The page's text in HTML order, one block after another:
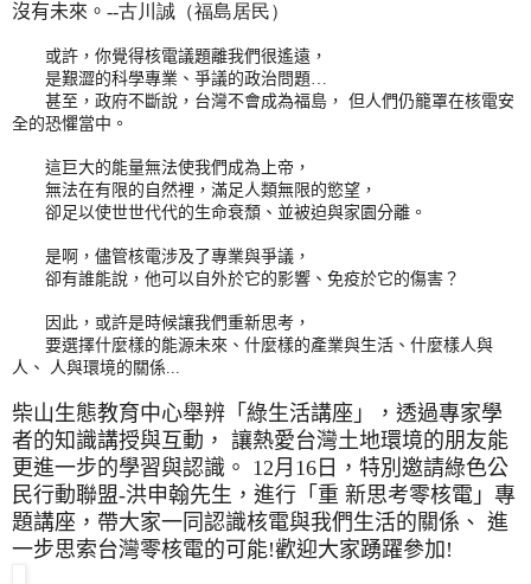
沒有未來。--古川誠（福島居民）
或許，你覺得核電議題離我們很遙遠，
是艱澀的科學專業、爭議的政治問題…
甚至，政府不斷說，台灣不會成為福島， 但人們仍籠罩在核電安
全的恐懼當中。
這巨大的能量無法使我們成為上帝，
無法在有限的自然裡，滿足人類無限的慾望，
卻足以使世世代代的生命衰頹、並被迫與家園分離。
是啊，儘管核電涉及了專業與爭議，
卻有誰能說，他可以自外於它的影響、免疫於它的傷害？
因此，或許是時候讓我們重新思考，
要選擇什麼樣的能源未來、什麼樣的產業與生活、什麼樣人與
人、 人與環境的關係...
柴山生態教育中心舉辨「綠生活講座」，透過專家學
者的知識講授與互動， 讓熱愛台灣土地環境的朋友能
更進一步的學習與認識。 12月16日，特別邀請綠色公
民行動聯盟-洪申翰先生，進行「重 新思考零核電」專
題講座，帶大家一同認識核電與我們生活的關係、 進
一步思索台灣零核電的可能!歡迎大家踴躍參加!